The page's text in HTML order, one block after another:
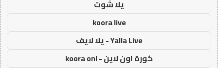
يلا شوت
koora live
Yalla Live - يلا لايف
كورة اون لاين - koora onl